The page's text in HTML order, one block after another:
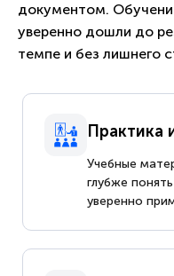
документом.
уверенно дошли до
темпе и без лишнего
Практика
Учебные
глубже
уверенно